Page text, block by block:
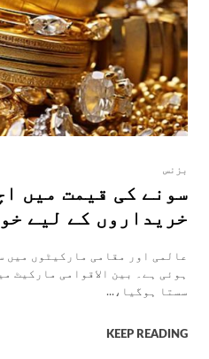
بزنس
سونے کی قیمت میں
خریداروں کے لیے
عالمی اور مقامی مارکیٹوں میں
سستا ہوگیا،...
KEEP READING